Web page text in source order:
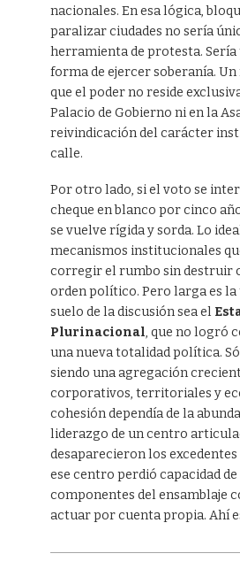
nacionales. En esa lógica,
paralizar ciudades no sería
herramienta de protesta. Sería
forma de ejercer soberanía.
que el poder no reside
Palacio de Gobierno ni en la
reivindicación del carácter
calle.
Por otro lado, si el voto se
cheque en blanco por cinco
se vuelve rígida y sorda. Lo
mecanismos institucionales
corregir el rumbo sin destruir
orden político. Pero larga es la
suelo de la discusión sea el
Plurinacional, que no logró
una nueva totalidad política.
siendo una agregación
corporativos, territoriales y
cohesión dependía de la
liderazgo de un centro
desaparecieron los
ese centro perdió capacidad
componentes del ensamblaje
actuar por cuenta propia. Ahí